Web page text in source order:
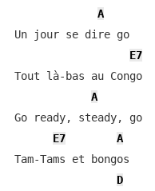
A
Un jour se dire go
E7
Tout là-bas au Congo
A
Go ready, steady, go
E7
A
Tam-Tams et bongos
D